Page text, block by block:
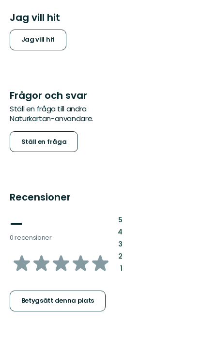
Jag vill hit
Jag vill hit
Frågor och svar
Ställ en fråga till andra
Naturkartan-användare.
Ställ en fråga
Recensioner
—
0 recensioner
av
stjärnor
Betygsätt denna plats
5:
4:
3:
2:
1: